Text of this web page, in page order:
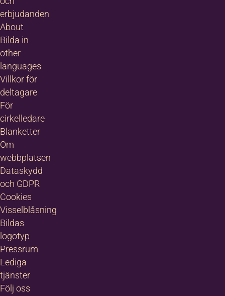
erbjudanden
About
Bilda in
other
languages
Villkor för
deltagare
För
cirkelledare
Blanketter
Om
webbplatsen
Dataskydd
och GDPR
Cookies
Visselblåsning
Bildas
logotyp
Pressrum
Lediga
tjänster
Följ oss